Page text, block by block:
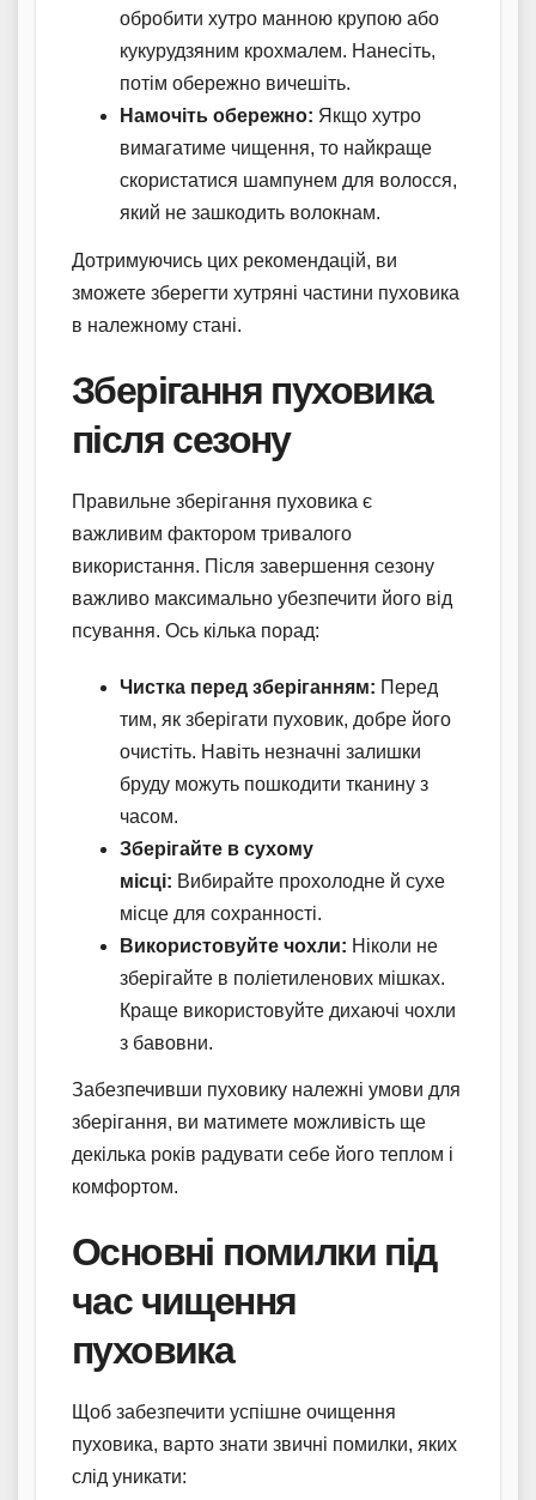
обробити хутро манною крупою або
кукурудзяним крохмалем. Нанесіть,
потім обережно вичешіть.
Намочіть обережно: Якщо хутро
вимагатиме чищення, то найкраще
скористатися шампунем для волосся,
який не зашкодить волокнам.
Дотримуючись цих рекомендацій, ви
зможете зберегти хутряні частини пуховика
в належному стані.
Зберігання пуховика
після сезону
Правильне зберігання пуховика є
важливим фактором тривалого
використання. Після завершення сезону
важливо максимально убезпечити його від
псування. Ось кілька порад:
Чистка перед зберіганням: Перед
тим, як зберігати пуховик, добре його
очистіть. Навіть незначні залишки
бруду можуть пошкодити тканину з
часом.
Зберігайте в сухому
місці: Вибирайте прохолодне й сухе
місце для сохранності.
Використовуйте чохли: Ніколи не
зберігайте в поліетиленових мішках.
Краще використовуйте дихаючі чохли
з бавовни.
Забезпечивши пуховику належні умови для
зберігання, ви матимете можливість ще
декілька років радувати себе його теплом і
комфортом.
Основні помилки під
час чищення
пуховика
Щоб забезпечити успішне очищення
пуховика, варто знати звичні помилки, яких
слід уникати: